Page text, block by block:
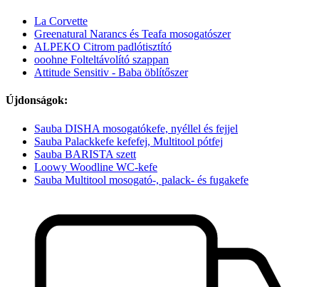
La Corvette
Greenatural Narancs és Teafa mosogatószer
ALPEKO Citrom padlótisztító
ooohne Folteltávolító szappan
Attitude Sensitiv - Baba öblítőszer
Újdonságok:
Sauba DISHA mosogatókefe, nyéllel és fejjel
Sauba Palackkefe kefefej, Multitool pótfej
Sauba BARISTA szett
Loowy Woodline WC-kefe
Sauba Multitool mosogató-, palack- és fugakefe